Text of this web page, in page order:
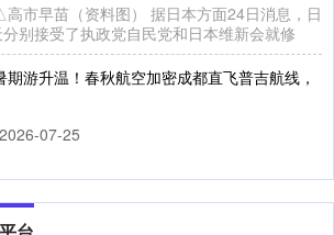
市早苗（资料图） 据日本方面24日消息，日
别接受了执政党自民党和日本维新会就修
游升温！春秋航空加密成都直飞普吉航线，
2026-07-25
足旅客需求，春秋航空近期对成都直飞普吉
息李景峰：AI科技大反攻！你加仓了吗？